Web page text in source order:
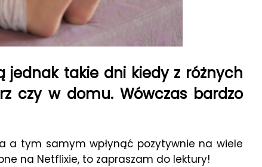
jednak takie dni kiedy z różnych
czy w domu. Wówczas bardzo
a tym samym wpłynąć pozytywnie na wiele
na Netflixie, to zapraszam do lektury!